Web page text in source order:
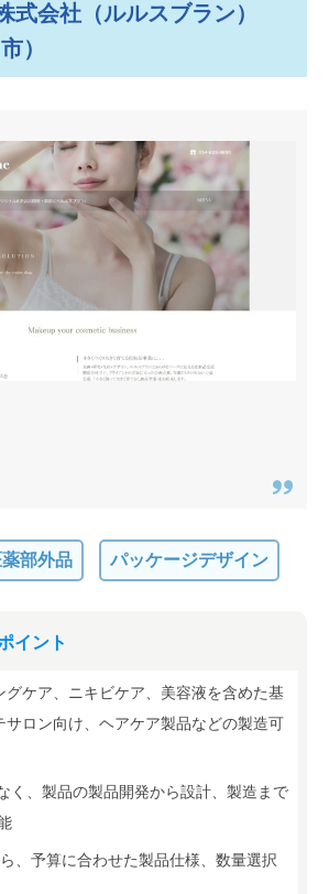
式会社（ルルスブラン）
）
薬部外品 パッケージデザイン
イント
グケア、ニキビケア、美容液を含めた基
サロン向け、ヘアケア製品などの製造可
く、製品の製品開発から設計、製造まで
、予算に合わせた製品仕様、数量選択